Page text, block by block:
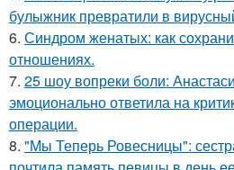
булыжник превратили в
6. Синдром женатых: как
отношениях.
7. 25 шоу вопреки боли:
эмоционально ответила на
операции.
8. "Мы Теперь Ровесницы":